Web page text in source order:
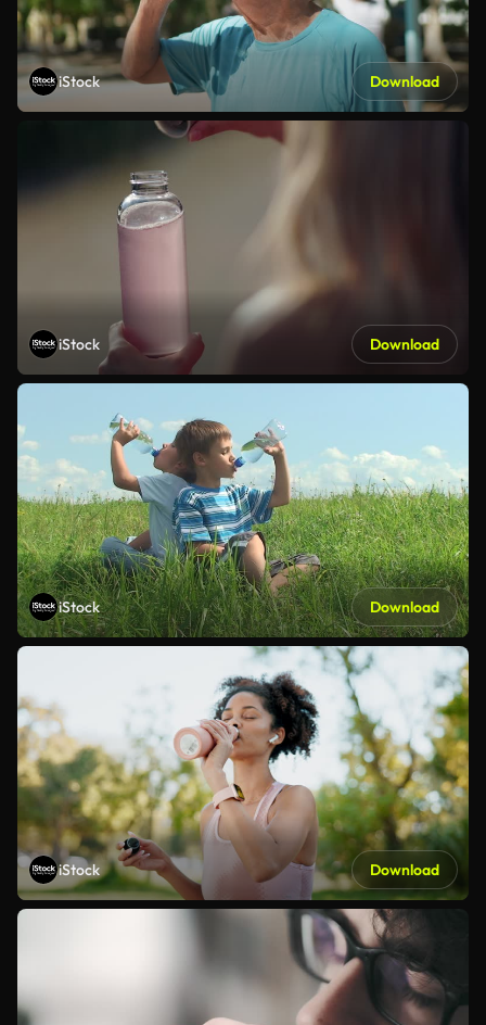
iStock Download
iStock Download
iStock Download
iStock Download